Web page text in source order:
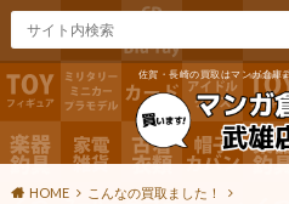
佐賀・長崎の買取はマンガ倉庫
HOME
こんなの買取ました！